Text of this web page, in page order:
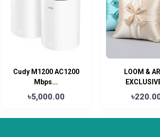
Cudy M1200 AC1200
Mbps...
৳5,000.00
LOOM &